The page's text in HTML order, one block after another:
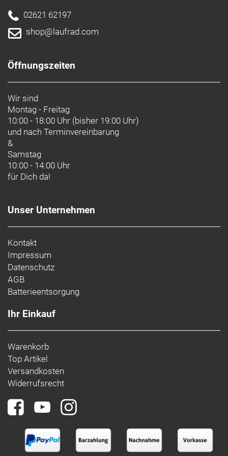
Deichstraße 120-122
27318 Hoya
info@hartje.de
02621 62197
shop@laufrad.com
Öffnungszeiten
Wir sind
Montag - Freitag
10:00 - 18:00 Uhr (bisher 19:00 Uhr)
und nach Terminvereinbarung
&
Samstag
10:00 - 14:00 Uhr
für Dich da!
Unser Unternehmen
Kontakt
Impressum
Datenschutz
AGB
Batterieentsorgung
Ihr Einkauf
Warenkorb
Top Artikel
Versandkosten
Widerrufsrecht